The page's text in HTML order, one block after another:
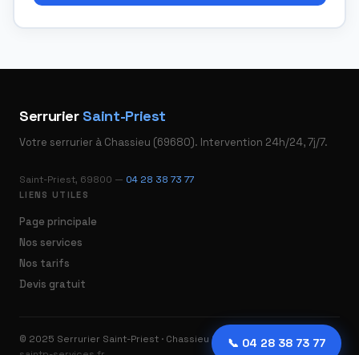
Serrurier Saint-Priest
Votre serrurier à Chassieu (69680). Intervention 24h/24, 7j/7.
Saint-Priest, 69800 — 04 28 38 73 77
LIENS UTILES
Page principale
Nos services
Nos tarifs
Devis gratuit
© 2025 Serrurier Saint-Priest · Chassieu (69680) · 24h/24 7j/7
📞 04 28 38 73 77